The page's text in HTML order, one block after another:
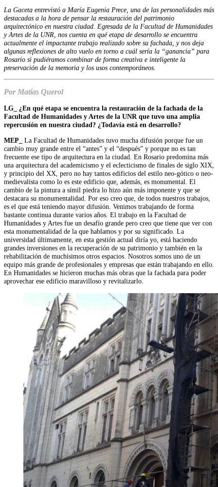
La Gaceta entrevistó a María Eugenia Prece, una de las personalidades más
destacadas a la hora de pensar la restauración del patrimonio
arquitectónico en nuestra ciudad. Egresada de la Facultad de Humanidades
y Artes de la UNR, nos cuenta en qué etapa de desarrollo se encuentra
actualmente el impactante trabajo realizado sobre su fachada, y nos deja
algunas reflexiones de alto vuelo en torno a cuál sería la “ganancia” para
Rosario si pudiéramos combinar de forma creativa e inteligente la
preservación de la memoria y los usos contemporáneos.
Por Matías Querol
LG_ ¿En qué etapa se encuentra la restauración de la fachada de la
Facultad de Humanidades y Artes de la UNR que tuvo una amplia
repercusión en nuestra ciudad? ¿Todavía está en desarrollo?
MEP_ La Facultad de Humanidades tuvo mucha difusión porque fue un
cambio muy grande entre el “antes” y el “después” y porque no es tan
frecuente ese tipo de arquitectura en la ciudad. En Rosario predomina más
una arquitectura del academicismo y el eclecticismo de finales de siglo XIX,
y principio del XX, pero no hay tantos edificios del estilo neo-gótico o neo-
medievalista como lo es este edificio que, además, es monumental. El
cambio de la pintura a símil piedra lo hizo aún más imponente y que se
destacara su monumentalidad. Por eso creo que, de todos nuestros trabajos,
es el que está teniendo mayor difusión. Venimos trabajando de forma
bastante continua durante varios años. El trabajo en la Facultad de
Humanidades y Artes fue un desafío grande pero creo que tiene que ver con
esta monumentalidad de la que hablamos y por su significado. La
universidad últimamente, en esta gestión actual diría yo, está haciendo
grandes inversiones en la recuperación de su patrimonio y también en la
rehabilitación de muchísimos otros espacios. Nosotros somos uno de un
equipo más grande de profesionales y empresas que están trabajando en ello.
En Humanidades se hicieron muchas más obras que la fachada para poder
aprovechar ese edificio maravilloso y revitalizarlo.